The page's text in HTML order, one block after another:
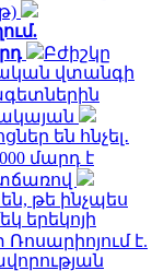
Բժիշկը
վտանգի
են հնչել․
մարդ է
թե ինչպես
երեկոյի
է.